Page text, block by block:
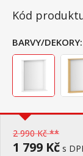
Kód
BARVY/DEKORY:
2 990 Kč **
1 799 Kč s